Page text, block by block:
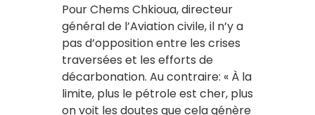
Pour Chems Chkioua, directeur
général de l’Aviation civile, il n’y a
pas d’opposition entre les crises
traversées et les efforts de
décarbonation. Au contraire: « À la
limite, plus le pétrole est cher, plus
on voit les doutes que cela génère